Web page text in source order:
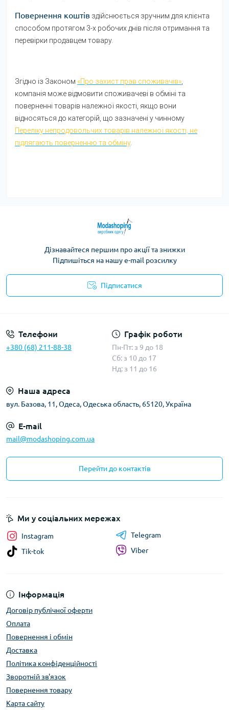
Повернення коштів здійснюється зручним для клієнта
способом протягом 3-х робочих днів після отримання та
перевірки продавцем товару.
Згідно із Законом «Про захист прав споживачів»
компанія може відмовити споживачеві в обміні та
поверненні товарів належної якості, якщо вони
відносяться до категорій, що зазначені у чинному
Переліку непродовольчих товарів належної якості, не
підлягають поверненню та обміну.
Дізнавайтеся першим про акції та знижки
Підпишіться на нашу e-mail розсилку
Підписатися
Телефони
+380 (68) 211-88-38
Графік роботи
Пн-Пт: з 9 до 18
Сб: з 10 до 17
Нд: з 11 до 16
Наша адреса
вул. Базова, 11, Одеса, Одеська область, 65120, Україна
E-mail
mail@modashoping.com.ua
Перейти до контактів
Інформація
Договір публічної оферти
Оплата
Повернення і обмін
Доставка
Політика конфіденційності
Зворотній зв'язок
Повернення товару
Карта сайту
Ми у соціальних мережах
Instagram
Tik-tok
Telegram
Viber